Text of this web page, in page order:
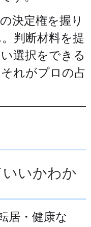
決定権を握り
判断材料を提
選択をできる
れがプロの占
いかわか
居・健康な